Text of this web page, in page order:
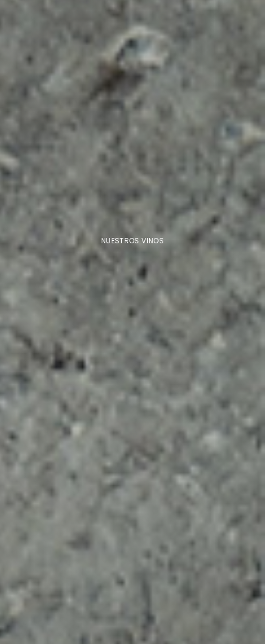
NUESTROS VINOS